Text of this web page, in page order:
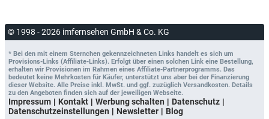
© 1998 - 2026 imfernsehen GmbH & Co. KG
* Bei den mit einem Sternchen gekennzeichneten Links handelt es sich um
Provisions-Links (Affiliate-Links). Erfolgt über einen solchen Link eine Bestellung,
erhalten wir Provisionen im Rahmen eines Affiliate-Partnerprogramms. Das
bedeutet keine Mehrkosten für Käufer, unterstützt uns aber bei der Finanzierung
dieser Website. Alle Preise inkl. MwSt. und ggf. zuzüglich Versandkosten. Details
zu den Angeboten finden sich auf der jeweiligen Webseite.
Impressum Kontakt Werbung schalten
Datenschutz
Datenschutzeinstellungen
Newsletter Blog